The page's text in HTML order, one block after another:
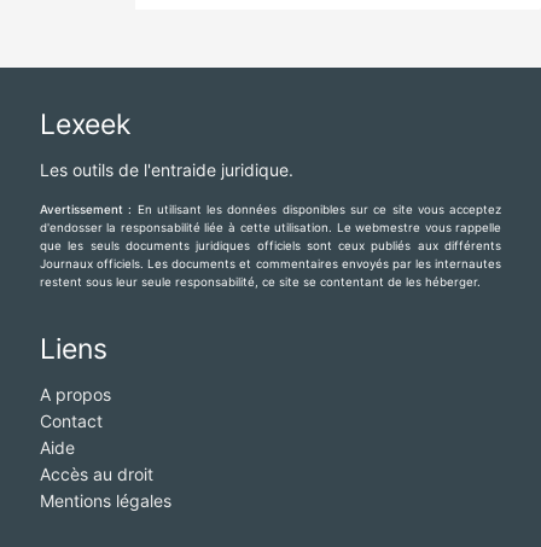
Lexeek
Les outils de l'entraide juridique.
Avertissement : En utilisant les données disponibles sur ce site vous acceptez
d'endosser la responsabilité liée à cette utilisation. Le webmestre vous rappelle
que les seuls documents juridiques officiels sont ceux publiés aux différents
Journaux officiels. Les documents et commentaires envoyés par les internautes
restent sous leur seule responsabilité, ce site se contentant de les héberger.
Liens
A propos
Contact
Aide
Accès au droit
Mentions légales